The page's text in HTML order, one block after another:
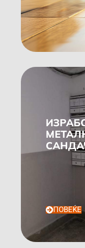
ПОВЕЌЕ